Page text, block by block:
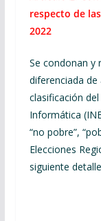
respecto de
2022
Se condonan y
diferenciada
clasificación
Informática
“no pobre”,
Elecciones
siguiente